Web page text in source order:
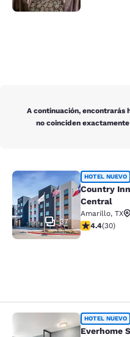
A continuación, encontrarás
no coinciden
Country Inn &
37
HOTEL NUEVO
Country
Central
Amarillo, TX
calificación
4.4(30)
EverhomeHOTEL NUEVO
Everhome